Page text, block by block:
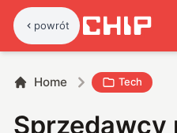
powrót
Home Tech
Sprzedawcy